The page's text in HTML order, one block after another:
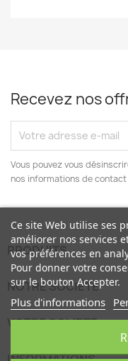
Recevez nos
Vous pouvez vous
nos informations de
PRODUITS
NOTRE SOCIÉTÉ
VOTRE COMPTE
Ce site Web utilise ses
améliorer nos services
vos préférences en
Pour donner votre
sur le bouton Accepter.
Plus d'informations